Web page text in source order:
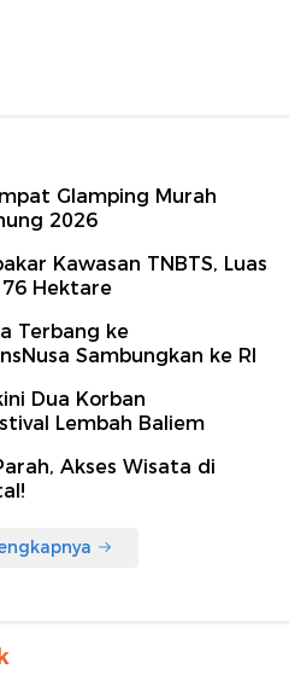
Glamping Murah
2026
Kawasan TNBTS, Luas
Hektare
Terbang ke
Sambungkan ke RI
Dua Korban
Lembah Baliem
Akses Wisata di